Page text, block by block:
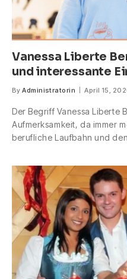
Vanessa Liberte
und interessante
By Administratorin April 15,
Der Begriff Vanessa Liberte
Aufmerksamkeit, da immer
berufliche Laufbahn und